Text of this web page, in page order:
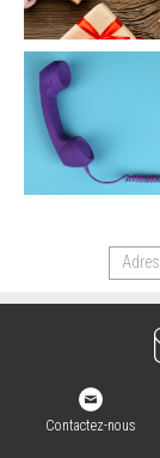
Contactez-nous